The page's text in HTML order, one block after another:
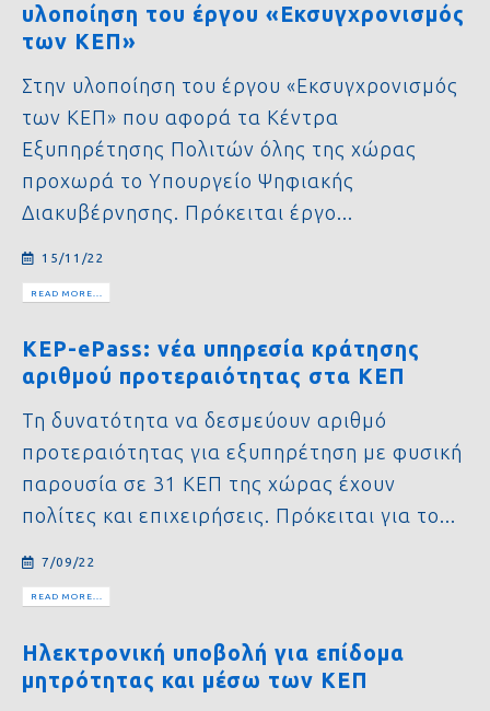
υλοποίηση του έργου «Εκσυγχρονισμός
των ΚΕΠ»
Στην υλοποίηση του έργου «Εκσυγχρονισμός
των ΚΕΠ» που αφορά τα Κέντρα
Εξυπηρέτησης Πολιτών όλης της χώρας
προχωρά το Υπουργείο Ψηφιακής
Διακυβέρνησης. Πρόκειται έργο...
15/11/22
READ MORE...
KEP-ePass: νέα υπηρεσία κράτησης
αριθμού προτεραιότητας στα ΚΕΠ
Τη δυνατότητα να δεσμεύουν αριθμό
προτεραιότητας για εξυπηρέτηση με φυσική
παρουσία σε 31 ΚΕΠ της χώρας έχουν
πολίτες και επιχειρήσεις. Πρόκειται για το...
7/09/22
READ MORE...
Ηλεκτρονική υποβολή για επίδομα
μητρότητας και μέσω των ΚΕΠ